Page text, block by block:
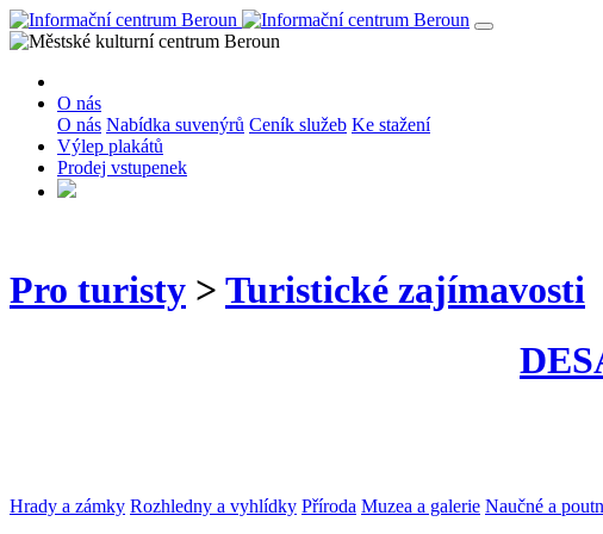
O nás
O nás Nabídka suvenýrů Ceník služeb Ke stažení
Výlep plakátů
Prodej vstupenek
Pro turisty > Turistické zajímavosti
Hrady a zámky Rozhledny a vyhlídky Příroda Muzea a galerie Naučné a